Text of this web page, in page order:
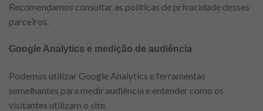
Recomendamos consultar as políticas de privacidade desses
parceiros.
Google Analytics e medição de audiência
Podemos utilizar Google Analytics e ferramentas
semelhantes para medir audiência e entender como os
visitantes utilizam o site.